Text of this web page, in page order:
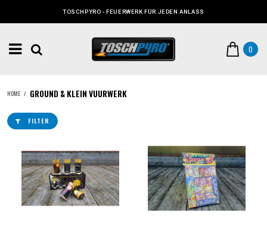
TOSCHPYRO - FEUERWERK FÜR JEDEN ANLASS
0
HOME / GROUND & KLEIN VUURWERK
FILTER